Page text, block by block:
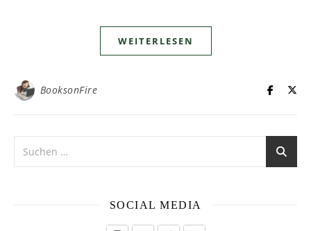
WEITERLESEN
BooksonFire
SOCIAL MEDIA